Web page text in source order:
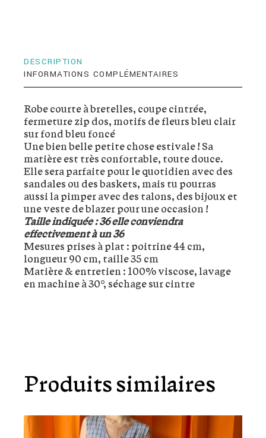
DESCRIPTION
INFORMATIONS COMPLÉMENTAIRES
Robe courte à bretelles, coupe cintrée,
fermeture zip dos, motifs de fleurs bleu clair
sur fond bleu foncé
Une bien belle petite chose estivale ! Sa
matière est très confortable, toute douce.
Elle sera parfaite pour le quotidien avec des
sandales ou des baskets, mais tu pourras
aussi la pimper avec des talons, des bijoux et
une veste de blazer pour une occasion !
Taille indiquée : 36 elle conviendra
effectivement à un 36
Mesures prises à plat : poitrine 44 cm,
longueur 90 cm, taille 35 cm
Matière & entretien : 100% viscose, lavage
en machine à 30°, séchage sur cintre
Produits similaires